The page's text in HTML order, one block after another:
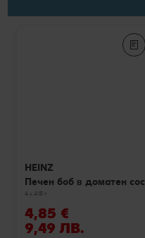
HEINZ
Печен боб в доматен сос
4 x 415 г
4,85 €
9,49 ЛВ.